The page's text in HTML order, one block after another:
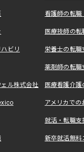
看護師の転
医療技師の
ビリ 栄養士の転
薬剤師の転
ル株式会社 医療看護介
アメリカで
就活・転職
新卒就活無料